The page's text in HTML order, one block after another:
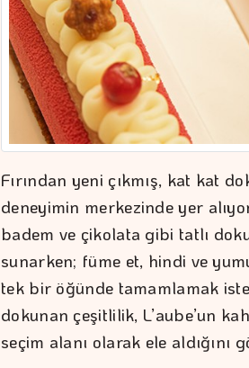
Fırından yeni çıkmış, kat kat
deneyimin merkezinde yer
badem ve çikolata gibi tatlı
sunarken; füme et, hindi ve
tek bir öğünde tamamlamak
dokunan çeşitlilik, L’aube’un
seçim alanı olarak ele aldığını